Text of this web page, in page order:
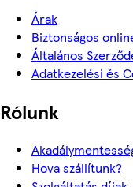
Árak
Biztonságos
Általános
Adatkezelési és
Rólunk
Hova szállítunk?